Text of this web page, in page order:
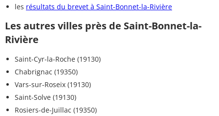
les résultats du brevet à Saint-Bonnet-la-Rivière
Les autres villes près de Saint-Bonnet-la-
Rivière
Saint-Cyr-la-Roche (19130)
Chabrignac (19350)
Vars-sur-Roseix (19130)
Saint-Solve (19130)
Rosiers-de-Juillac (19350)